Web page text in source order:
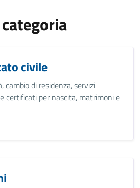
civile
cambio di residenza, servizi
certificati per nascita, matrimoni e